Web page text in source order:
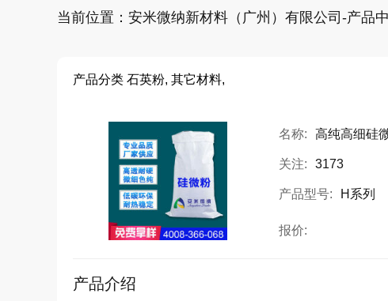
当前位置：安米微纳新材料（广州）有限公司-产品
产品分类 石英粉, 其它材料,
名称: 高纯高细硅
关注: 3173
产品型号: H系列
报价:
产品介绍